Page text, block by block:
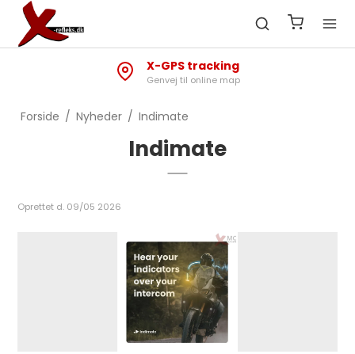
X-GPS tracking
Genvej til online map
Forside / Nyheder / Indimate
Indimate
Oprettet d. 09/05 2026